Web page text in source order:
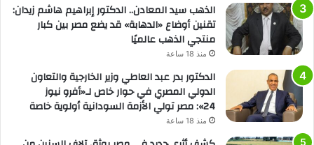
الذهب سيد المعادن.. الدكتور إبراهيم هاشم زيدان:
تقنين أوضاع «الدهابة» قد يضع مصر بين كبار
منتجي الذهب عالميًا
منذ 18 ساعة
الدكتور بدر عبد العاطي وزير الخارجية والتعاون
الدولي المصري في حوار خاص لـ«أفرو نيوز
24»: مصر تولي الأزمة السودانية أولوية خاصة
منذ 18 ساعة